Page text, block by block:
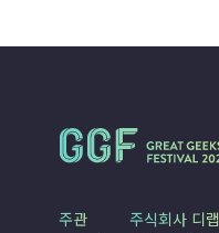
주관
주식회사 디랩